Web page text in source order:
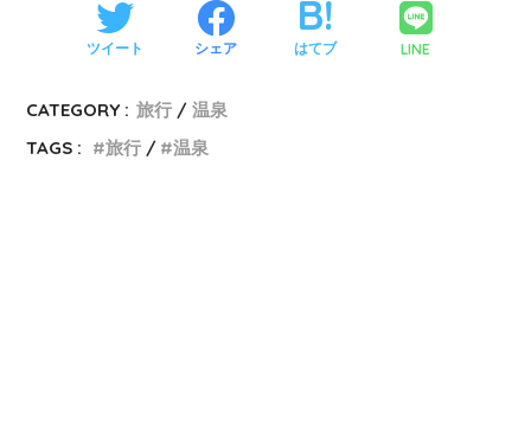
ツイート シェア はてブ LINE
CATEGORY : 旅行
温泉
TAGS :
旅行 温泉